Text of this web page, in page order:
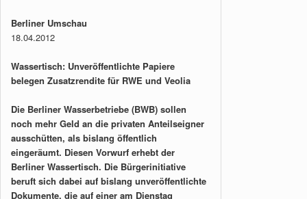
Berliner Umschau
18.04.2012
Wassertisch: Unveröffentlichte Papiere
belegen Zusatzrendite für RWE und Veolia
Die Berliner Wasserbetriebe (BWB) sollen
noch mehr Geld an die privaten Anteilseigner
ausschütten, als bislang öffentlich
eingeräumt. Diesen Vorwurf erhebt der
Berliner Wassertisch. Die Bürgerinitiative
beruft sich dabei auf bislang unveröffentlichte
Dokumente, die auf einer am Dienstag